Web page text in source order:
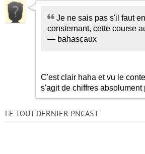
Je ne sais pas s'il faut en rire ou si c'est
consternant, cette course
— bahascaux
C'est clair haha et vu le
s'agit de chiffres absolument
LE TOUT DERNIER PNCAST